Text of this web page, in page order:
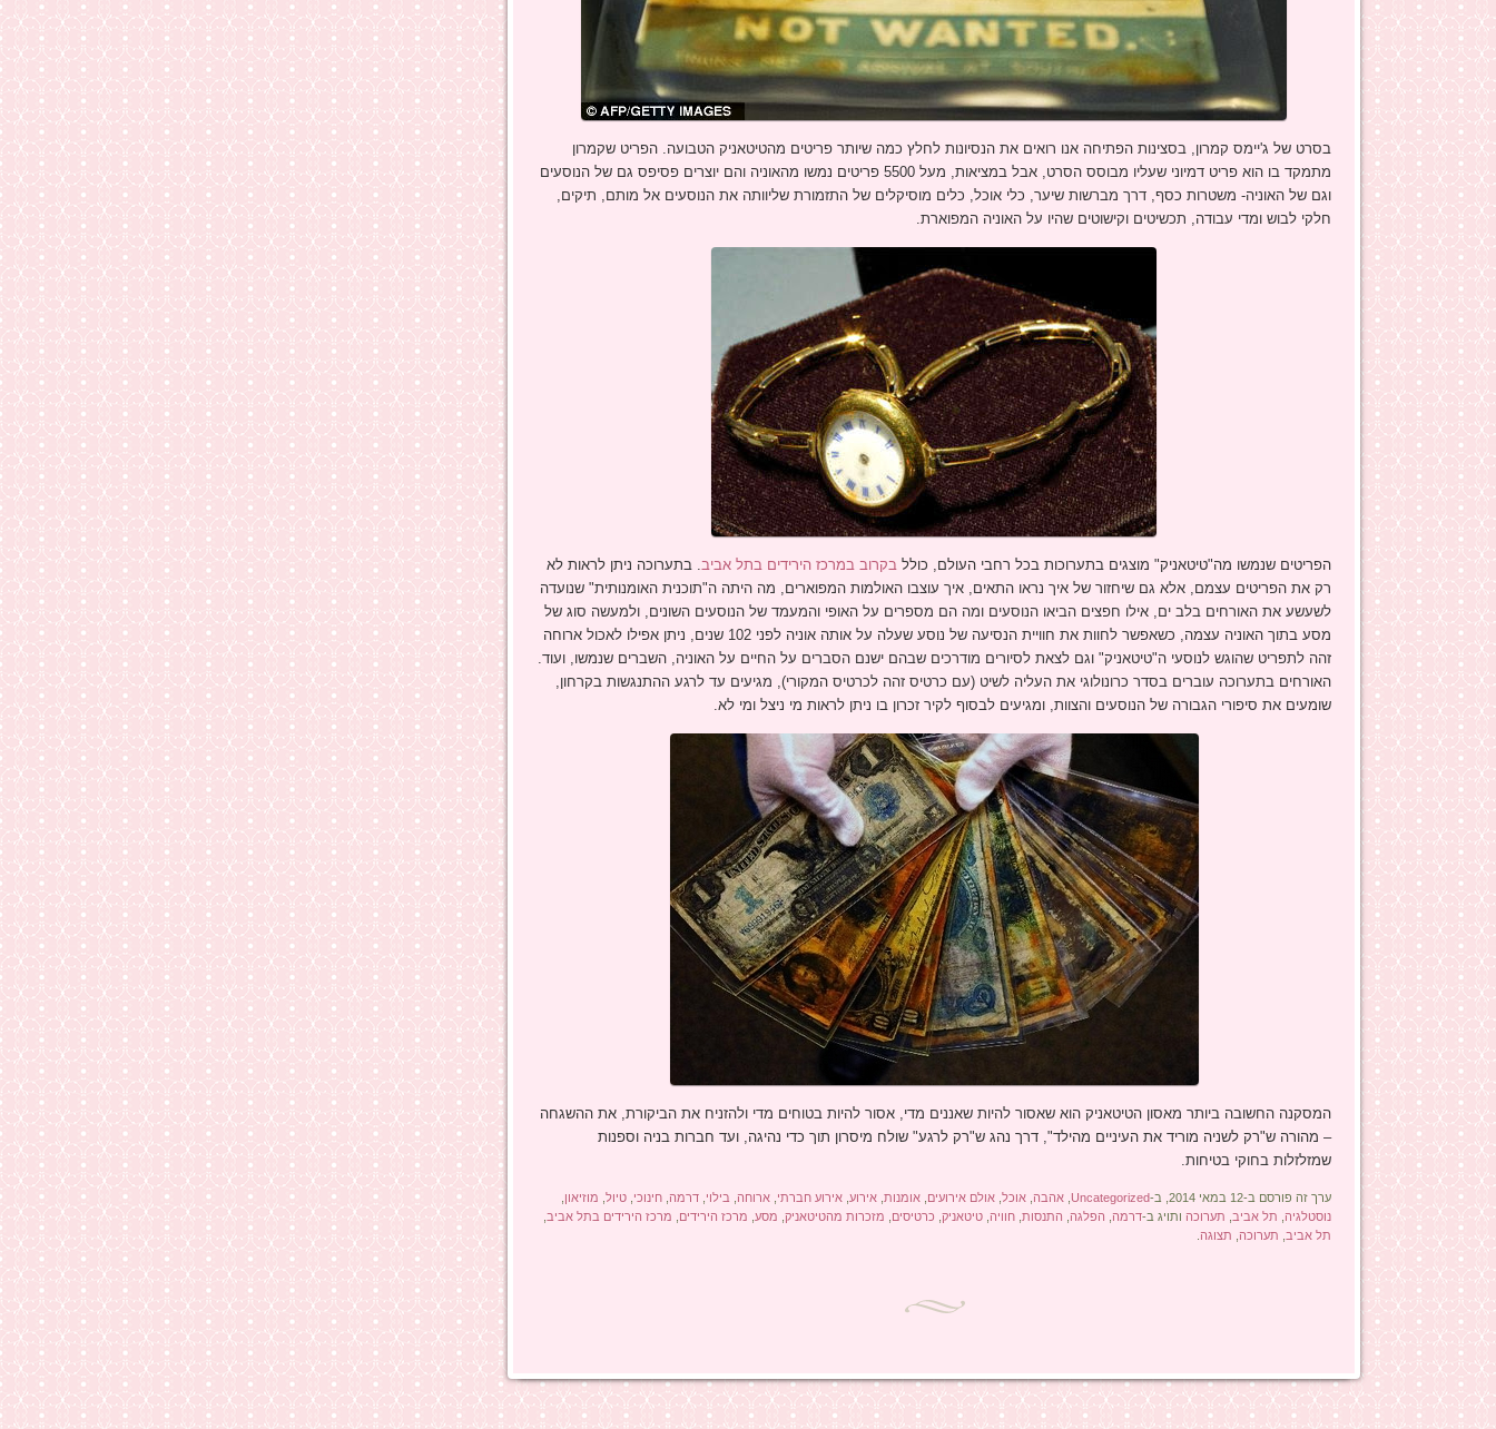
בסרט של ג'יימס קמרון, בסצינות הפתיחה אנו רואים את הנסיונות לחלץ כמה שיותר פריטים מהטיטאניק הטבועה. הפריט שקמרון
מתמקד בו הוא פריט דמיוני שעליו מבוסס הסרט, אבל במציאות, מעל 5500 פריטים נמשו מהאוניה והם יוצרים פסיפס גם של הנוסעים
וגם של האוניה- משטרות כסף, דרך מברשות שיער, כלי אוכל, כלים מוסיקלים של התזמורת שליוותה את הנוסעים אל מותם, תיקים,
חלקי לבוש ומדי עבודה, תכשיטים וקישוטים שהיו על האוניה המפוארת.
הפריטים שנמשו מה"טיטאניק" מוצגים בתערוכות בכל רחבי העולם, כולל בקרוב במרכז הירידים בתל אביב. בתערוכה ניתן לראות לא
רק את הפריטים עצמם, אלא גם שיחזור של איך נראו התאים, איך עוצבו האולמות המפוארים, מה היתה ה"תוכנית האומנותית" שנועדה
לשעשע את האורחים בלב ים, אילו חפצים הביאו הנוסעים ומה הם מספרים על האופי והמעמד של הנוסעים השונים, ולמעשה סוג של
מסע בתוך האוניה עצמה, כשאפשר לחוות את חוויית הנסיעה של נוסע שעלה על אותה אוניה לפני 102 שנים, ניתן אפילו לאכול ארוחה
זהה לתפריט שהוגש לנוסעי ה"טיטאניק" וגם לצאת לסיורים מודרכים שבהם ישנם הסברים על החיים על האוניה, השברים שנמשו, ועוד.
האורחים בתערוכה עוברים בסדר כרונולוגי את העליה לשיט (עם כרטיס זהה לכרטיס המקורי), מגיעים עד לרגע ההתנגשות בקרחון,
שומעים את סיפורי הגבורה של הנוסעים והצוות, ומגיעים לבסוף לקיר זכרון בו ניתן לראות מי ניצל ומי לא.
המסקנה החשובה ביותר מאסון הטיטאניק הוא שאסור להיות שאננים מדי, אסור להיות בטוחים מדי ולהזניח את הביקורת, את ההשגחה
– מהורה ש"רק לשניה מוריד את העיניים מהילד", דרך נהג ש"רק לרגע" שולח מיסרון תוך כדי נהיגה, ועד חברות בניה וספנות
שמזלזלות בחוקי בטיחות.
ערך זה פורסם ב-12 במאי 2014, ב- Uncategorized אהבה, אוכל, אולם אירועים אומנות, אירוע, אירוע חברתי ארוחה, בילוי דרמה, חינוכי טיול, מוזיאון
נוסטלגיה, תל אביב, תערוכהותויג ב-דרמה, הפלגה, התנסות, חוויה, טיטאניק, כרטיסים מזכרות מהטיטאניק, מסע, מרכז הירידים מרכז הירידים בתל אביב,
תל אביב, תערוכה, תצוגה.
ניווט בפוסטים